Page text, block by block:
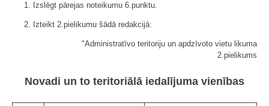
1. Izslēgt pārejas noteikumu 6.punktu.
2. Izteikt 2.pielikumu šādā redakcijā:
"Administratīvo teritoriju un apdzīvoto vietu likuma
2.pielikums
Novadi un to teritoriālā iedalījuma vienības